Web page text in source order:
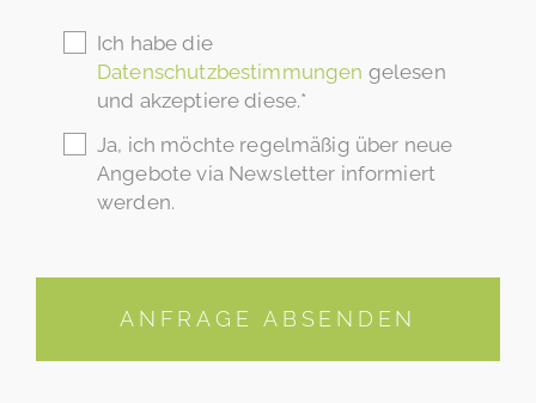
Ich habe die
Datenschutzbestimmungen gelesen
und akzeptiere diese.*
Ja, ich möchte regelmäßig über neue
Angebote via Newsletter informiert
werden.
ANFRAGE ABSENDEN